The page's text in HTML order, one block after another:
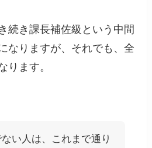
続き課長補佐級という中間
なりますが、それでも、全
ります。
い人は、これまで通り